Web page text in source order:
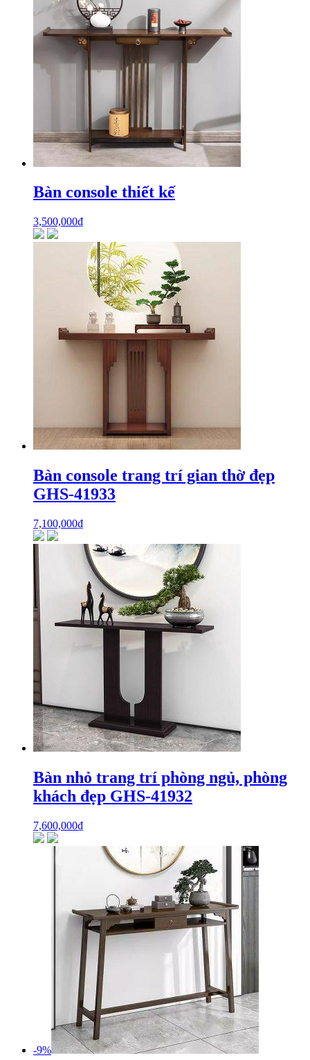
Bàn console thiết kế
3,500,000₫
Bàn console trang trí gian thờ đẹp
GHS-41933
7,100,000₫
Bàn nhỏ trang trí phòng ngủ, phòng
khách đẹp GHS-41932
7,600,000₫
-9%